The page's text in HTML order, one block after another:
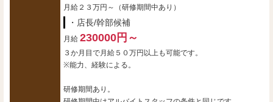
月給２３万円～（研修期間中あり）
・店長/幹部候補
月給 230000円～
３か月目で月給５０万円以上も可能です。
※能力、経験による。
研修期間あり。